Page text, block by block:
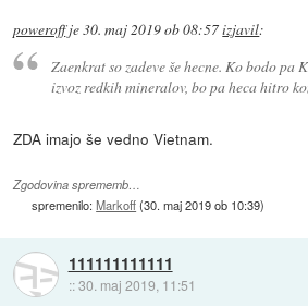
poweroffje30. maj 2019 ob 08:57izjavil:
Zaenkrat so zadeve še hecne. Ko bodo pa
izvoz redkih mineralov, bo pa heca hitro
ZDA imajo še vedno Vietnam.
Zgodovina sprememb…
spremenilo:Markoff(30. maj 2019 ob 10:39)
111111111111
::30. maj 2019, 11:51